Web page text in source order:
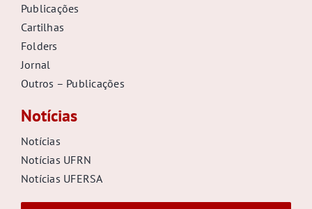
Publicações
Cartilhas
Folders
Jornal
Outros – Publicações
Notícias
Notícias
Notícias UFRN
Notícias UFERSA